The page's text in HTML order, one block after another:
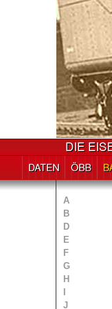
A
B
D
E
F
G
H
J